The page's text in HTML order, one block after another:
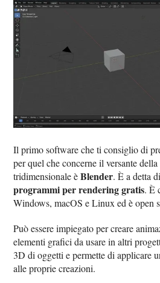
Il primo software che ti consiglio di
per quel che concerne il versante
tridimensionale èBlender. È a detta
programmi per rendering gratis. È
Windows, macOS e Linux ed è open
Può essere impiegato per creare
elementi grafici da usare in altri
3D di oggetti e permette di applicare
alle proprie creazioni.